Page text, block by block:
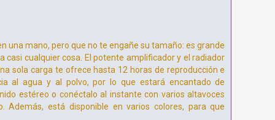
una mano, pero que no te engañe su tamaño: es grande
cualquier cosa. El potente amplificador y el radiador
sola carga te ofrece hasta 12 horas de reproducción e
al agua y al polvo, por lo que estará encantado de
estéreo o conéctalo al instante con varios altavoces
está disponible en varios colores, para que